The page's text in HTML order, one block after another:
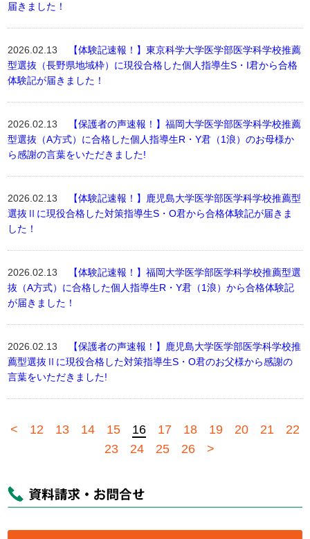
届きました！
2026.02.13
【体験記速報！】東京科学大学医学部医学科学校推薦
型選抜（長野県地域枠）に現役合格した個人指導生S・I君から合格
体験記が届きました！
2026.02.13
【保護者の声速報！】福岡大学医学部医学科学校推薦
型選抜（A方式）に合格した個人指導生R・Y君（1浪）のお母様か
ら感謝の言葉をいただきました!
2026.02.13
【体験記速報！】鹿児島大学医学部医学科学校推薦型
選抜Ⅱに現役合格した対策指導生S・O君から合格体験記が届きま
した！
2026.02.13
【体験記速報！】福岡大学医学部医学科学校推薦型選
抜（A方式）に合格した個人指導生R・Y君（1浪）から合格体験記
が届きました！
2026.02.13
【保護者の声速報！】鹿児島大学医学部医学科学校推
薦型選抜Ⅱに現役合格した対策指導生S・O君のお父様から感謝の
言葉をいただきました!
< 12 13 14 15 16 17 18 19 20 21
22
23
24 25 26 >